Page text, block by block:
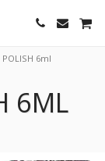
POLISH 6ml
6ML